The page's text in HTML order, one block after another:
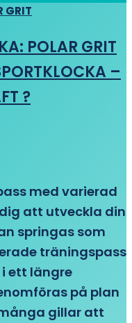
POLAR GRIT
–
?
med varierad
att utveckla din
springas som
träningspass
ett längre
på plan
gillar att